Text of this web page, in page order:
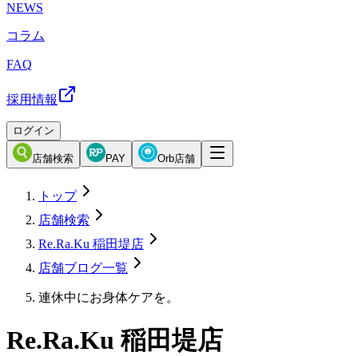
NEWS
コラム
FAQ
採用情報
ログイン
店舗検索 PAY Orb店舗
トップ
店舗検索
Re.Ra.Ku 稲田堤店
店舗ブログ一覧
連休中にお身体ケアを。
Re.Ra.Ku 稲田堤店